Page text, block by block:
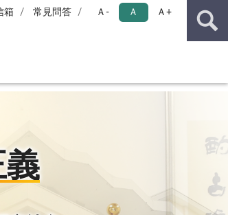
箱 常見問答 Ａ- Ａ Ａ+
義